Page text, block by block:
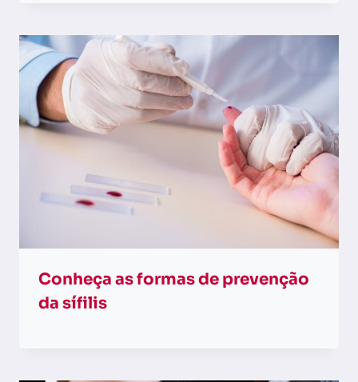
Conheça as formas de prevenção
da sífilis